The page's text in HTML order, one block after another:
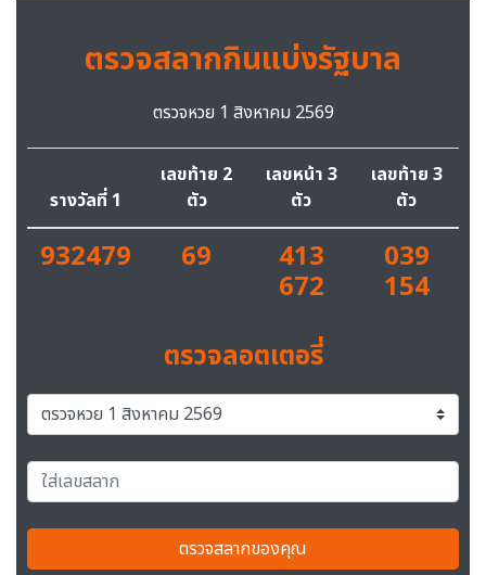
ตรวจสลากกินแบ่งรัฐบาล
ตรวจหวย 1 สิงหาคม 2569
รางวัลที่ 1
เลขท้าย 2
ตัว
เลขหน้า 3
ตัว
เลขท้าย 3
ตัว
932479 69 413
672
039
154
ตรวจลอตเตอรี่
ตรวจสลากของคุณ